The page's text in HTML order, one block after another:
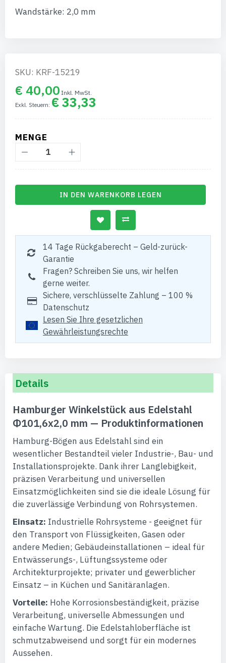
Wandstärke: 2,0 mm
SKU: KRF-15219
€ 40,00
€ 33,33
MENGE
IN DEN WARENKORB LEGEN
14 Tage Rückgaberecht – Geld-zurück-
Garantie
Fragen? Schreiben Sie uns, wir helfen
gerne weiter.
Sichere, verschlüsselte Zahlung – 100 %
Datenschutz
Lesen Sie Ihre gesetzlichen
Gewährleistungsrechte
Details
Hamburger Winkelstück aus Edelstahl
Φ101,6x2,0 mm — Produktinformationen
Hamburg-Bögen aus Edelstahl sind ein
wesentlicher Bestandteil vieler Industrie-, Bau- und
Installationsprojekte. Dank ihrer Langlebigkeit,
präzisen Verarbeitung und universellen
Einsatzmöglichkeiten sind sie die ideale Lösung für
die zuverlässige Verbindung von Rohrsystemen.
Einsatz: Industrielle Rohrsysteme - geeignet für
den Transport von Flüssigkeiten, Gasen oder
andere Medien; Gebäudeinstallationen – ideal für
Entwässerungs-, Lüftungssysteme oder
Architekturprojekte; privater und gewerblicher
Einsatz – in Küchen und Sanitäranlagen.
Vorteile: Hohe Korrosionsbeständigkeit, präzise
Verarbeitung, universelle Abmessungen und
einfache Wartung. Die Edelstahloberfläche ist
schmutzabweisend und sorgt für ein modernes
Aussehen.